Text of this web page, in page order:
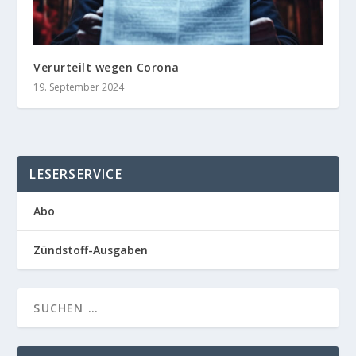
Verurteilt wegen Corona
19. September 2024
LESERSERVICE
Abo
Zündstoff-Ausgaben